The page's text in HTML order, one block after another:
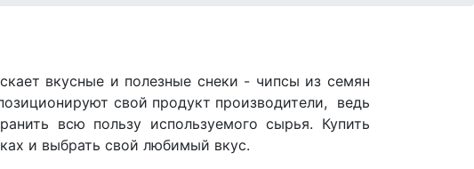
вкусные и полезные снеки - чипсы из семян
свой продукт производители, ведь
всю пользу используемого сырья. Купить
и выбрать свой любимый вкус.